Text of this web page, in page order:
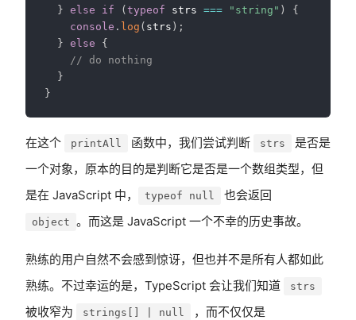
} else if (typeof strs === "string" )
{
console . log ( strs ) ;
} else
{
// do nothing
}
}
在这个 printAll 函数中，我们尝试判断 strs
是否是
一个对象，原本的目的是判断它是否是一个数组类型，但
是在 JavaScript 中，
typeof null 也会返回
object 。而这是 JavaScript 一个不幸的历史事故。
熟练的用户自然不会感到惊讶，但也并不是所有人都如此
熟练。不过幸运的是，TypeScript 会让我们知道
strs
被收窄为 strings[] | null ，而不仅仅是